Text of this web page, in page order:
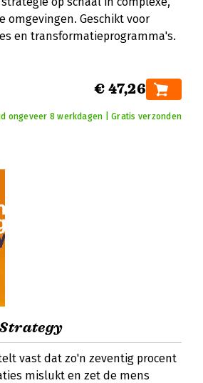
omgevingen. Geschikt voor
en transformatieprogramma's.
€ 47,26
ongeveer 8 werkdagen | Gratis verzonden
vast dat zo'n zeventig procent
mislukt en zet de mens